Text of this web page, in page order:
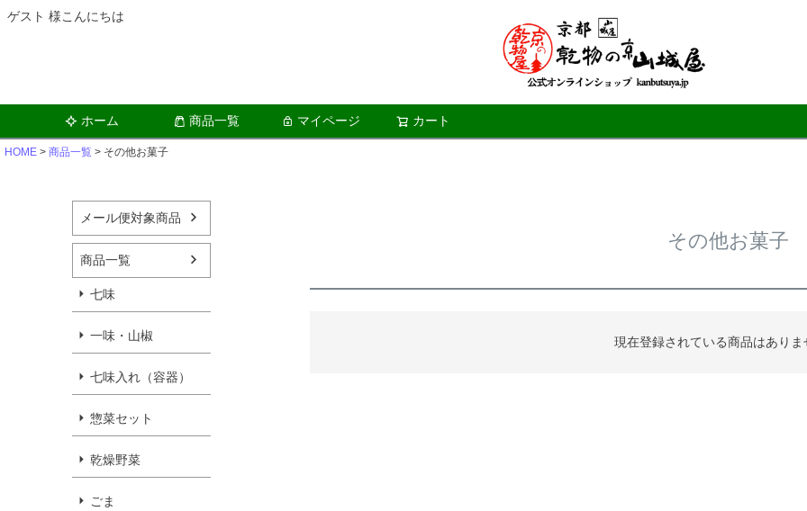
ゲスト 様こんにちは
ホーム 商品一覧 マイページ カート
HOME 商品一覧 その他お菓子
メール便対象商品
商品一覧
七味
一味・山椒
七味入れ（容器）
惣菜セット
乾燥野菜
ごま
その他お菓子
現在登録されている商品はありま